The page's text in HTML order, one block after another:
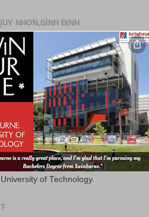
NHƠN,BÌNH ĐỊNH
of Technology.